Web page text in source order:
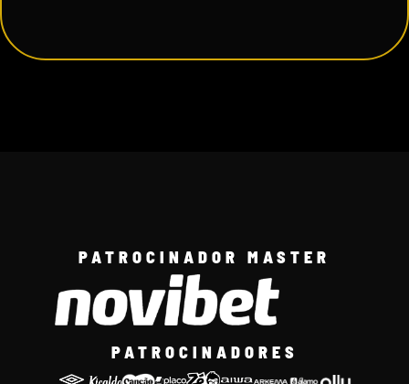
PATROCINADOR MASTER
PATROCINADORES